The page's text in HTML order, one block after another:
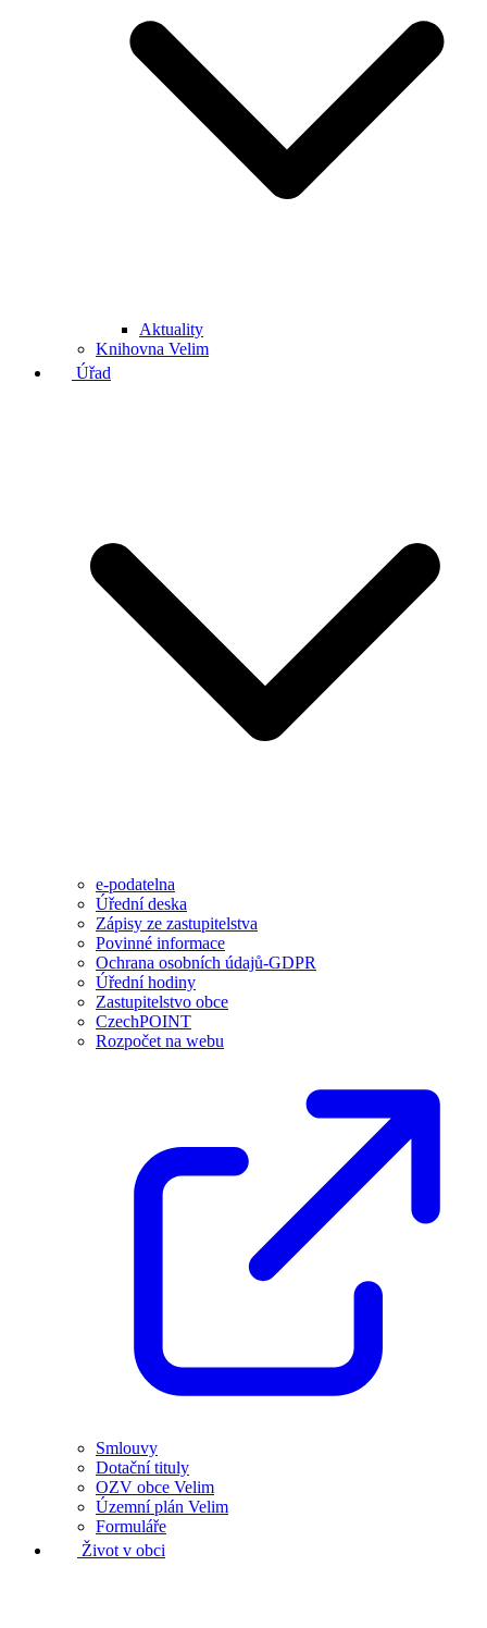
Aktuality
Knihovna Velim
Úřad
e-podatelna
Úřední deska
Zápisy ze zastupitelstva
Povinné informace
Ochrana osobních údajů-GDPR
Úřední hodiny
Zastupitelstvo obce
CzechPOINT
Rozpočet na webu
Smlouvy
Dotační tituly
OZV obce Velim
Územní plán Velim
Formuláře
Život v obci